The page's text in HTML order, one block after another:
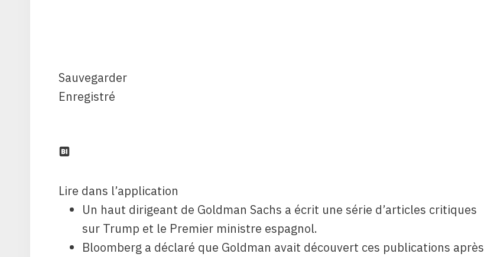
Sauvegarder
Enregistré
Lire dans l’application
Un haut dirigeant de Goldman Sachs a écrit une série d’articles critiques
sur Trump et le Premier ministre espagnol.
Bloomberg a déclaré que Goldman avait découvert ces publications après